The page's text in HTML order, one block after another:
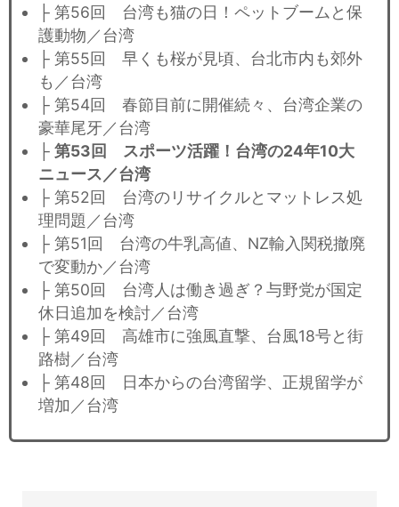
├ 第56回 台湾も猫の日！ペットブームと保
護動物／台湾
├ 第55回 早くも桜が見頃、台北市内も郊外
も／台湾
├ 第54回 春節目前に開催続々、台湾企業の
豪華尾牙／台湾
├ 第53回 スポーツ活躍！台湾の24年10大
ニュース／台湾
├ 第52回 台湾のリサイクルとマットレス処
理問題／台湾
├ 第51回 台湾の牛乳高値、NZ輸入関税撤廃
で変動か／台湾
├ 第50回 台湾人は働き過ぎ？与野党が国定
休日追加を検討／台湾
├ 第49回 高雄市に強風直撃、台風18号と街
路樹／台湾
├ 第48回 日本からの台湾留学、正規留学が
増加／台湾